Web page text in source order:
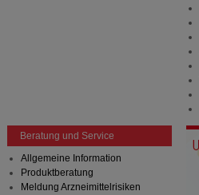
Beratung und Service
Allgemeine Information
Produktberatung
Meldung Arzneimittelrisiken